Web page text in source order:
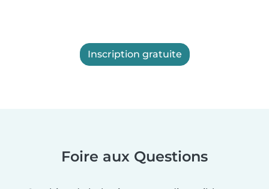
Inscription gratuite
Foire aux Questions